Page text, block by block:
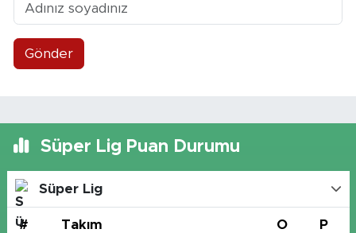
Gönder
Süper Lig Puan Durumu
Süper Lig
# Takım O P